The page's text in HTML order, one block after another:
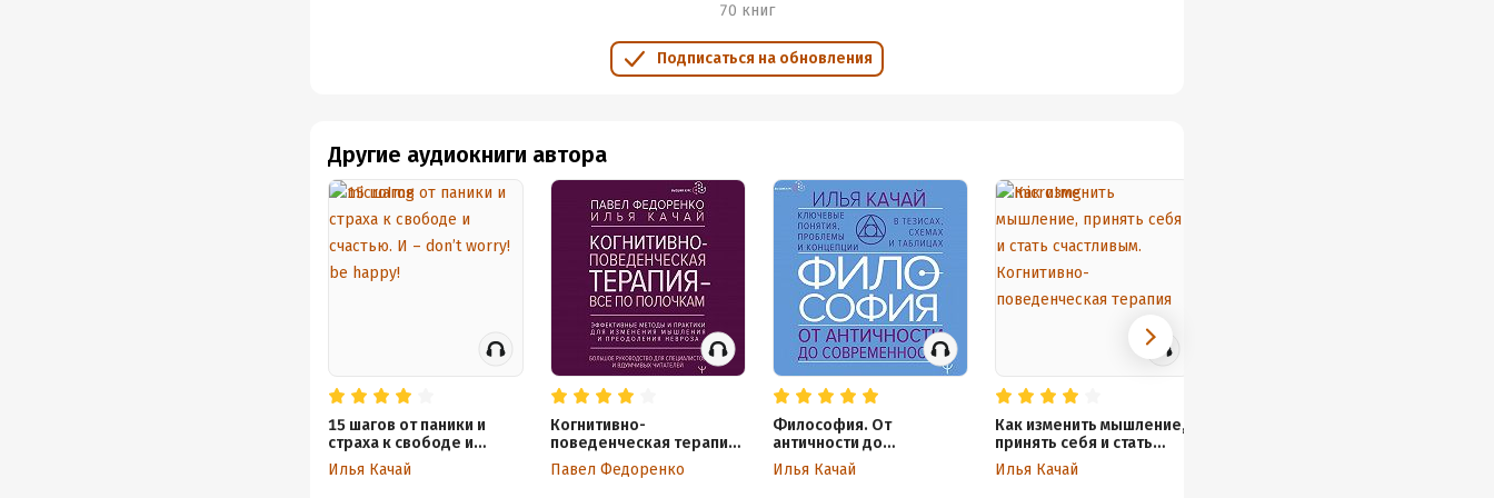
70 книг
Подписаться на обновления
Другие аудиокниги автора
15 шагов от паники и
страха к свободе и
счастью. И – don’t worry!
bе happy!
Илья Качай
Когнитивно-
поведенческая терапия
– всё по полочкам.
Эффективные методы и
Павел Федоренко
Философия. От
античности до
современности.
Ключевые понятия,
Илья Качай
Как изменить мышление,
принять себя и стать
счастливым. Когнитивно-
поведенческая терапия
Илья Качай